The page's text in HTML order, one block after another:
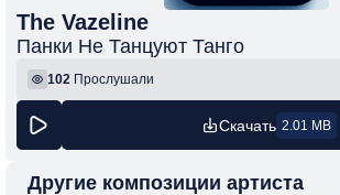
Шансон
Фонк
The Vazeline
Панки Не Танцуют Танго
102 Прослушали
Скачать 2.01 MB
Другие композиции артиста